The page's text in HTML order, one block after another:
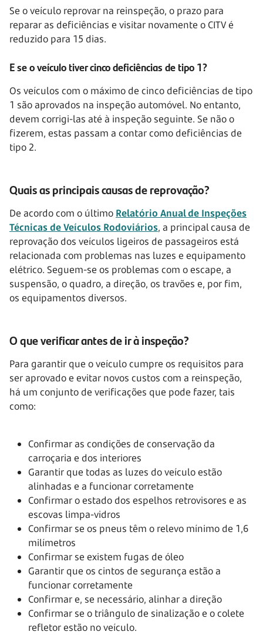
Se o veículo reprovar na reinspeção, o prazo para
reparar as deficiências e visitar novamente o CITV é
reduzido para 15 dias.
E se o veículo tiver cinco deficiências de tipo 1?
Os veículos com o máximo de cinco deficiências de tipo
1 são aprovados na inspeção automóvel. No entanto,
devem corrigi-las até à inspeção seguinte. Se não o
fizerem, estas passam a contar como deficiências de
tipo 2.
Quais as principais causas de reprovação?
De acordo com o último Relatório Anual de Inspeções
Técnicas de Veículos Rodoviários, a principal causa de
reprovação dos veículos ligeiros de passageiros está
relacionada com problemas nas luzes e equipamento
elétrico. Seguem-se os problemas com o escape, a
suspensão, o quadro, a direção, os travões e, por fim,
os equipamentos diversos.
O que verificar antes de ir à inspeção?
Para garantir que o veículo cumpre os requisitos para
ser aprovado e evitar novos custos com a reinspeção,
há um conjunto de verificações que pode fazer, tais
como:
Confirmar as condições de conservação da
carroçaria e dos interiores
Garantir que todas as luzes do veículo estão
alinhadas e a funcionar corretamente
Confirmar o estado dos espelhos retrovisores e as
escovas limpa-vidros
Confirmar se os pneus têm o relevo mínimo de 1,6
milímetros
Confirmar se existem fugas de óleo
Garantir que os cintos de segurança estão a
funcionar corretamente
Confirmar e, se necessário, alinhar a direção
Confirmar se o triângulo de sinalização e o colete
refletor estão no veículo.